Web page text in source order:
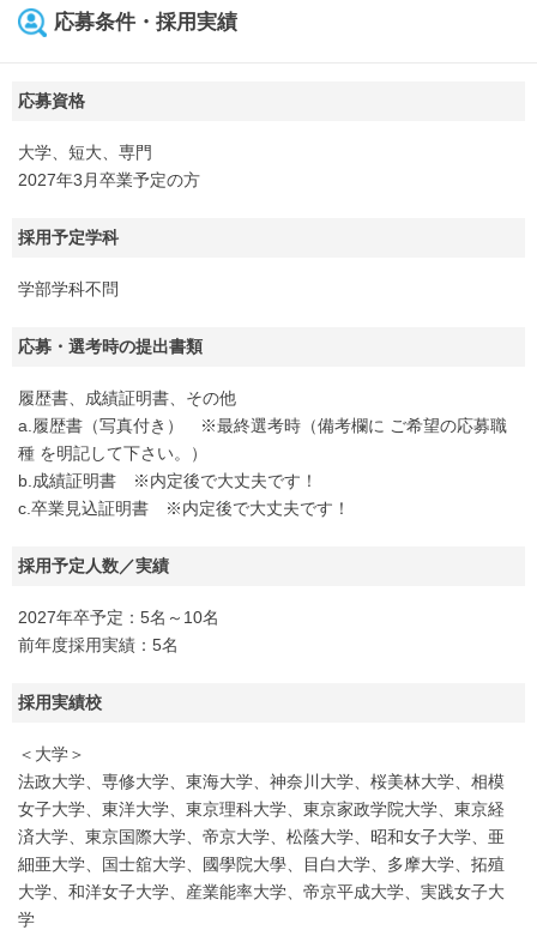
応募条件・採用実績
応募資格
大学、短大、専門
2027年3月卒業予定の方
採用予定学科
学部学科不問
応募・選考時の提出書類
履歴書、成績証明書、その他
a.履歴書（写真付き） ※最終選考時（備考欄に ご希望の応募職
種 を明記して下さい。）
b.成績証明書 ※内定後で大丈夫です！
c.卒業見込証明書 ※内定後で大丈夫です！
採用予定人数／実績
2027年卒予定：5名～10名
前年度採用実績：5名
採用実績校
＜大学＞
法政大学、専修大学、東海大学、神奈川大学、桜美林大学、相模
女子大学、東洋大学、東京理科大学、東京家政学院大学、東京経
済大学、東京国際大学、帝京大学、松蔭大学、昭和女子大学、亜
細亜大学、国士舘大学、國學院大學、目白大学、多摩大学、拓殖
大学、和洋女子大学、産業能率大学、帝京平成大学、実践女子大
学